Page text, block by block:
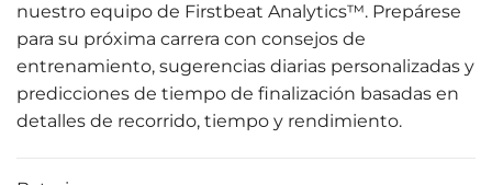
nuestro equipo de Firstbeat Analytics™. Prepárese
para su próxima carrera con consejos de
entrenamiento, sugerencias diarias personalizadas y
predicciones de tiempo de finalización basadas en
detalles de recorrido, tiempo y rendimiento.